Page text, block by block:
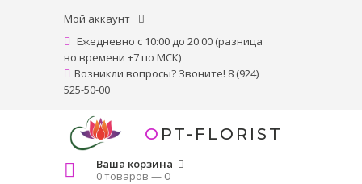
Мой аккаунт
Ежедневно с 10:00 до 20:00 (разница
во времени +7 по МСК)
Возникли вопросы? Звоните! 8 (924)
525-50-00
OPT-FLORIST
Ваша корзина
0 товаров —0